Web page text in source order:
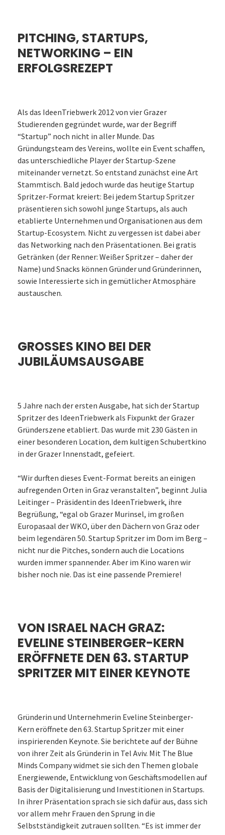
PITCHING, STARTUPS,
NETWORKING – EIN
ERFOLGSREZEPT
Als das IdeenTriebwerk 2012 von vier Grazer
Studierenden gegründet wurde, war der Begriff
“Startup” noch nicht in aller Munde. Das
Gründungsteam des Vereins, wollte ein Event schaffen,
das unterschiedliche Player der Startup-Szene
miteinander vernetzt. So entstand zunächst eine Art
Stammtisch. Bald jedoch wurde das heutige Startup
Spritzer-Format kreiert: Bei jedem Startup Spritzer
präsentieren sich sowohl junge Startups, als auch
etablierte Unternehmen und Organisationen aus dem
Startup-Ecosystem. Nicht zu vergessen ist dabei aber
das Networking nach den Präsentationen. Bei gratis
Getränken (der Renner: Weißer Spritzer – daher der
Name) und Snacks können Gründer und Gründerinnen,
sowie Interessierte sich in gemütlicher Atmosphäre
austauschen.
GROSSES KINO BEI DER J
UBILÄUMSAUSGABE
5 Jahre nach der ersten Ausgabe, hat sich der Startup
Spritzer des IdeenTriebwerk als Fixpunkt der Grazer
Gründerszene etabliert. Das wurde mit 230 Gästen in
einer besonderen Location, dem kultigen Schubertkino
in der Grazer Innenstadt, gefeiert.
“Wir durften dieses Event-Format bereits an einigen
aufregenden Orten in Graz veranstalten”, beginnt Julia
Leitinger – Präsidentin des IdeenTriebwerk, ihre
Begrüßung, “egal ob Grazer Murinsel, im großen
Europasaal der WKO, über den Dächern von Graz oder
beim legendären 50. Startup Spritzer im Dom im Berg –
nicht nur die Pitches, sondern auch die Locations
wurden immer spannender. Aber im Kino waren wir
bisher noch nie. Das ist eine passende Premiere!
VON ISRAEL NACH GRAZ:
EVELINE STEINBERGER-KERN
ERÖFFNETE DEN 63. STARTUP
SPRITZER MIT EINER KEYNOTE
Gründerin und Unternehmerin Eveline Steinberger-
Kern eröffnete den 63. Startup Spritzer mit einer
inspirierenden Keynote. Sie berichtete auf der Bühne
von ihrer Zeit als Gründerin in Tel Aviv. Mit The Blue
Minds Company widmet sie sich den Themen globale
Energiewende, Entwicklung von Geschäftsmodellen auf
Basis der Digitalisierung und Investitionen in Startups.
In ihrer Präsentation sprach sie sich dafür aus, dass sich
vor allem mehr Frauen den Sprung in die
Selbstständigkeit zutrauen sollten. “Es ist immer der